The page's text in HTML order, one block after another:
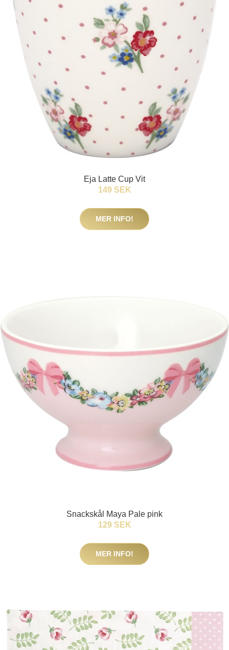
Eja Latte Cup Vit
149 SEK
MER INFO!
Snackskål Maya Pale pink
129 SEK
MER INFO!